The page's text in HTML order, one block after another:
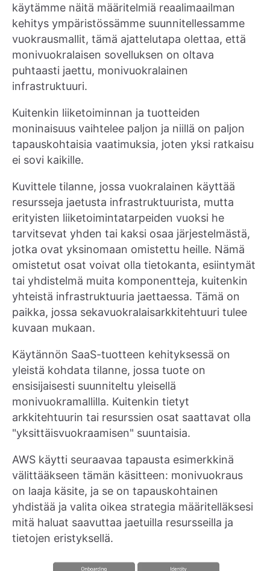
käytämme näitä määritelmiä reaalimaailman
kehitys ympäristössämme suunnitellessamme
vuokrausmallit, tämä ajattelutapa olettaa, että
monivuokralaisen sovelluksen on oltava
puhtaasti jaettu, monivuokralainen
infrastruktuuri.
Kuitenkin liiketoiminnan ja tuotteiden
moninaisuus vaihtelee paljon ja niillä on paljon
tapauskohtaisia vaatimuksia, joten yksi ratkaisu
ei sovi kaikille.
Kuvittele tilanne, jossa vuokralainen käyttää
resursseja jaetusta infrastruktuurista, mutta
erityisten liiketoimintatarpeiden vuoksi he
tarvitsevat yhden tai kaksi osaa järjestelmästä,
jotka ovat yksinomaan omistettu heille. Nämä
omistetut osat voivat olla tietokanta, esiintymät
tai yhdistelmä muita komponentteja, kuitenkin
yhteistä infrastruktuuria jaettaessa. Tämä on
paikka, jossa sekavuokralaisarkkitehtuuri tulee
kuvaan mukaan.
Käytännön SaaS-tuotteen kehityksessä on
yleistä kohdata tilanne, jossa tuote on
ensisijaisesti suunniteltu yleisellä
monivuokramallilla. Kuitenkin tietyt
arkkitehtuurin tai resurssien osat saattavat olla
"yksittäisvuokraamisen" suuntaisia.
AWS käytti seuraavaa tapausta esimerkkinä
välittääkseen tämän käsitteen: monivuokraus
on laaja käsite, ja se on tapauskohtainen
yhdistää ja valita oikea strategia määritelläksesi
mitä haluat saavuttaa jaetuilla resursseilla ja
tietojen eristyksellä.